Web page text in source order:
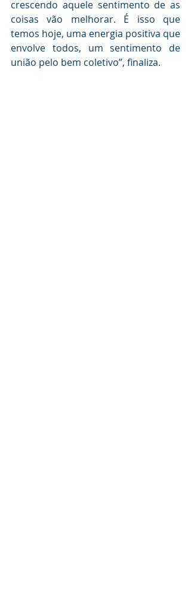
crescendo aquele sentimento de as
coisas vão melhorar. É isso que
temos hoje, uma energia positiva que
envolve todos, um sentimento de
união pelo bem coletivo”, finaliza.